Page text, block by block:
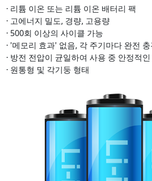
· 리튬 이온 또는 리튬 이온 배터리 팩
· 고에너지 밀도, 경량, 고용량
· 500회 이상의 사이클 가능
· '메모리 효과' 없음, 각 주기마다 완전
· 방전 전압이 균일하여 사용 중 안정적
· 원통형 및 각기둥 형태